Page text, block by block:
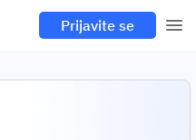
Prijavite se